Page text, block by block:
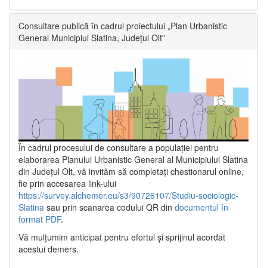
Consultare publică în cadrul proiectului „Plan Urbanistic
General Municipiul Slatina, Județul Olt”
În cadrul procesului de consultare a populaţiei pentru
elaborarea Planului Urbanistic General al Municipiului Slatina
din Județul Olt, vă invităm să completați chestionarul online,
fie prin accesarea link-ului
https://survey.alchemer.eu/s3/90726107/Studiu-sociologic-
Slatina sau prin scanarea codului QR din documentul în
format PDF.
Vă mulţumim anticipat pentru efortul şi sprijinul acordat
acestui demers.